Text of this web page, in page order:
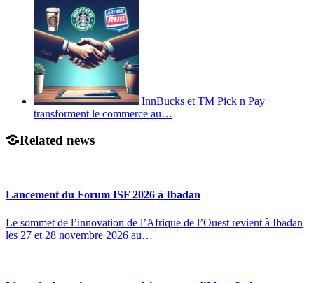
InnBucks et TM Pick n Pay
transforment le commerce au…
Related news
Lancement du Forum ISF 2026 à Ibadan
Le sommet de l’innovation de l’Afrique de l’Ouest revient à Ibadan
les 27 et 28 novembre 2026 au…